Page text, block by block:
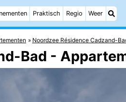
Praktisch Regio Weer
Noordzee Résidence Cadzand-
Bad -